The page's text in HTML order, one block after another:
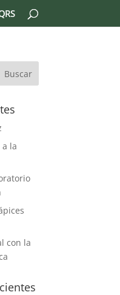
la
con la